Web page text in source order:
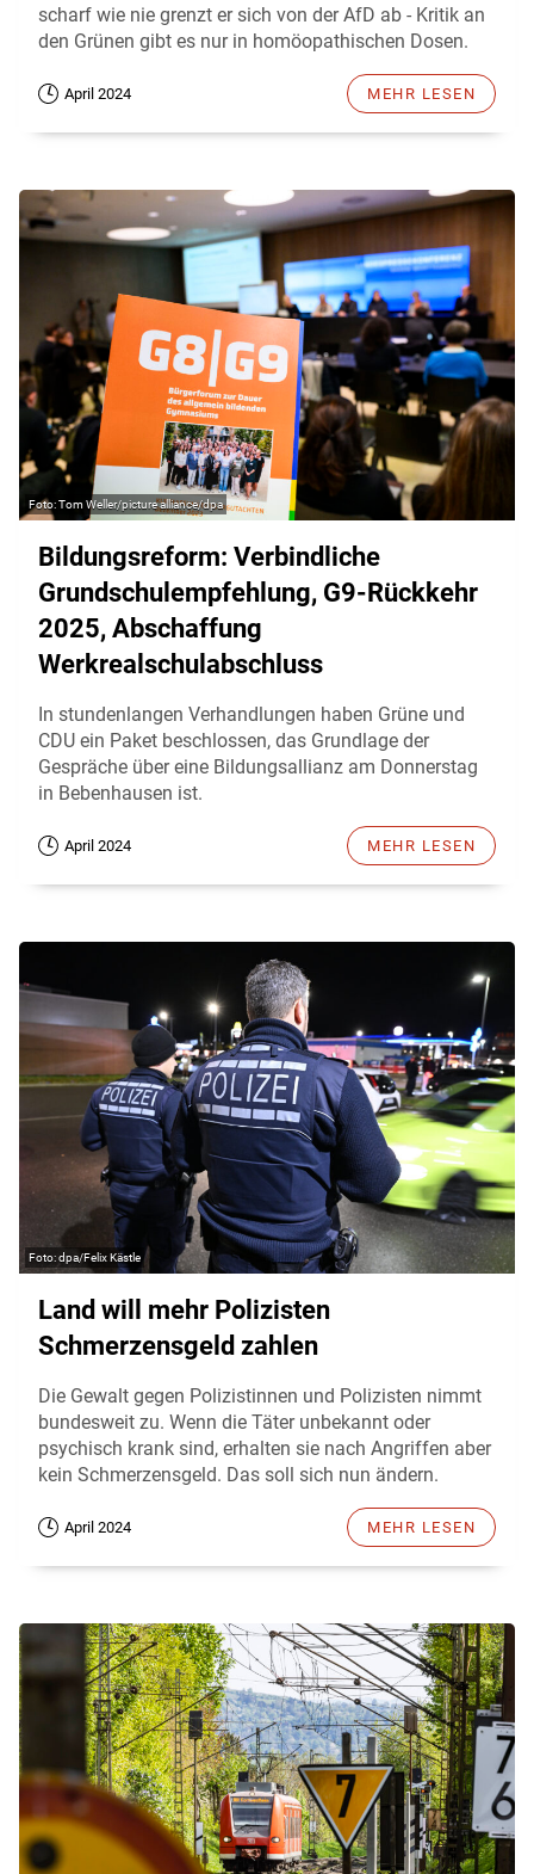
scharf wie nie grenzt er sich von der AfD ab - Kritik an
den Grünen gibt es nur in homöopathischen Dosen.
April 2024 MEHR LESEN
Tom Weller/picture alliance/dpa
Bildungsreform: Verbindliche
Grundschulempfehlung, G9-Rückkehr
2025, Abschaffung
Werkrealschulabschluss
In stundenlangen Verhandlungen haben Grüne und
CDU ein Paket beschlossen, das Grundlage der
Gespräche über eine Bildungsallianz am Donnerstag
in Bebenhausen ist.
April 2024 MEHR LESEN
dpa/Felix Kästle
Land will mehr Polizisten
Schmerzensgeld zahlen
Die Gewalt gegen Polizistinnen und Polizisten nimmt
bundesweit zu. Wenn die Täter unbekannt oder
psychisch krank sind, erhalten sie nach Angriffen aber
kein Schmerzensgeld. Das soll sich nun ändern.
April 2024 MEHR LESEN